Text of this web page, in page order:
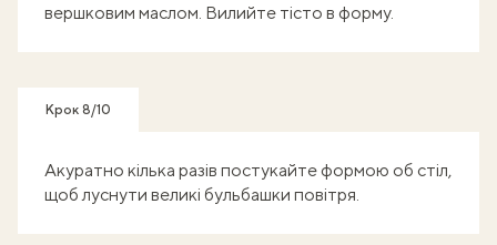
вершковим маслом. Вилийте тісто в форму.
Крок 8/10
Акуратно кілька разів постукайте формою об стіл,
щоб луснути великі бульбашки повітря.